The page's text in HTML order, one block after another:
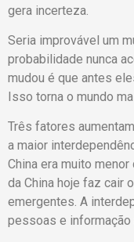
gera incerteza.
Seria improvável um
probabilidade nunca
mudou é que antes
Isso torna o mundo
Três fatores
a maior
China era muito
da China hoje faz cair
emergentes. A
pessoas e